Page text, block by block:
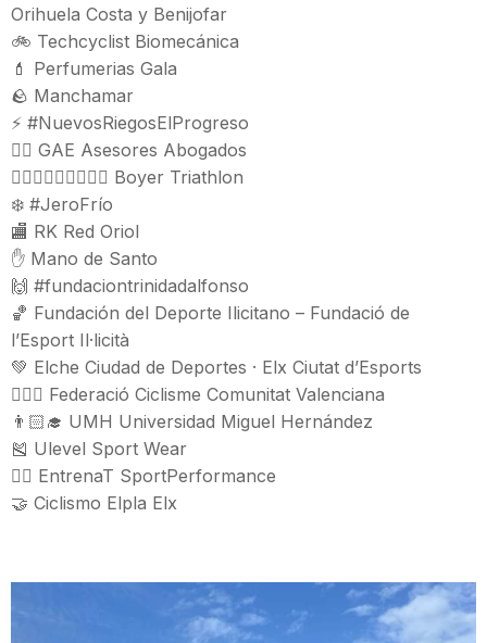
Orihuela Costa y Benijofar
🚲 Techcyclist Biomecánica
💄 Perfumerias Gala
🪨 Manchamar
⚡ #NuevosRiegosElProgreso
👨‍⚖️ GAE Asesores Abogados
🏊🏻‍♂️🚴🏻‍♂️🏃🏻‍♂️ Boyer Triathlon
❄️ #JeroFrío
🏬 RK Red Oriol
✋ Mano de Santo
🙌 #fundaciontrinidadalfonso
🏀 Fundación del Deporte Ilicitano – Fundació de
l’Esport Il·licità
💚 Elche Ciudad de Deportes · Elx Ciutat d’Esports
🚴🏻‍♂️ Federació Ciclisme Comunitat Valenciana
👨🏻‍🎓 UMH Universidad Miguel Hernández
🎽 Ulevel Sport Wear
🏋️‍♀️ EntrenaT SportPerformance
🤝 Ciclismo Elpla Elx